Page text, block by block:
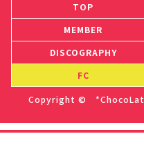
TOP
MEMBER
DISCOGRAPHY
FC
Copyright ©